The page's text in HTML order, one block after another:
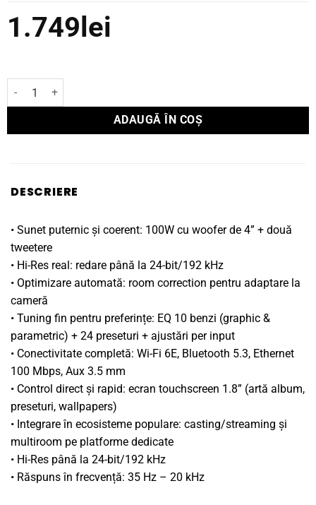
1.749 lei
Cantitate Boxa Wiim Sound Hi-Res
ADAUGĂ ÎN COȘ
DESCRIERE
• Sunet puternic și coerent: 100W cu woofer de 4” + două
tweetere
• Hi-Res real: redare până la 24-bit/192 kHz
• Optimizare automată: room correction pentru adaptare la
cameră
• Tuning fin pentru preferințe: EQ 10 benzi (graphic &
parametric) + 24 preseturi + ajustări per input
• Conectivitate completă: Wi-Fi 6E, Bluetooth 5.3, Ethernet
100 Mbps, Aux 3.5 mm
• Control direct și rapid: ecran touchscreen 1.8” (artă album,
preseturi, wallpapers)
• Integrare în ecosisteme populare: casting/streaming și
multiroom pe platforme dedicate
• Hi-Res până la 24-bit/192 kHz
• Răspuns în frecvență: 35 Hz – 20 kHz